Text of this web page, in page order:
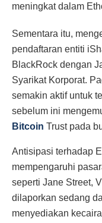
meningkat dalam
Sementara itu,
pendaftaran entiti
BlackRock dengan
Syarikat Korporat.
semakin aktif untuk
sebelum ini
Bitcoin Trust pada
Antisipasi terhadap
mempengaruhi
seperti Jane Street,
dilaporkan sedang
menyediakan